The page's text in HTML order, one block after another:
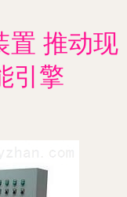
置 推动现
引擎